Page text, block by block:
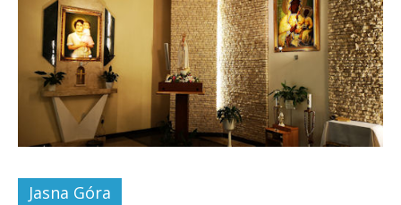
Jasna Góra